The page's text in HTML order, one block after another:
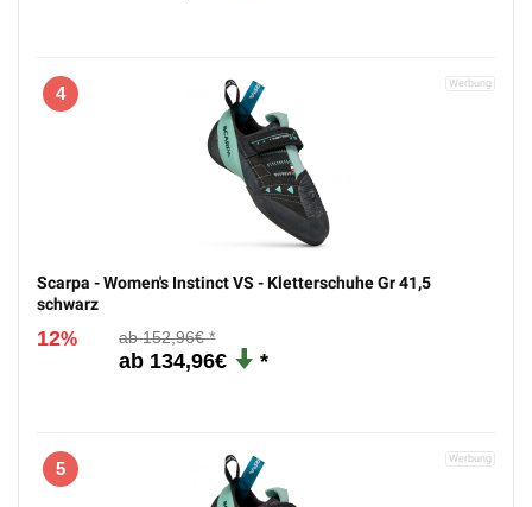
4
Scarpa - Women's Instinct VS - Kletterschuhe Gr 41,5
schwarz
12% 152,96€
134,96€
5